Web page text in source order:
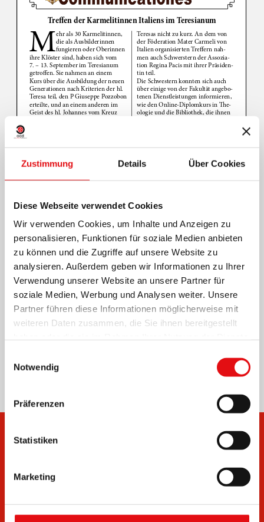
Zustimmung Details Über Cookies
Diese Webseite verwendet Cookies
Wir verwenden Cookies, um Inhalte und Anzeigen zu
personalisieren, Funktionen für soziale Medien anbieten
zu können und die Zugriffe auf unsere Website zu
analysieren. Außerdem geben wir Informationen zu Ihrer
Verwendung unserer Website an unsere Partner für
soziale Medien, Werbung und Analysen weiter. Unsere
Partner führen diese Informationen möglicherweise mit
weiteren Daten zusammen, die Sie ihnen bereitgestellt
Notwendig
Präferenzen
Statistiken
Marketing
Drucken PDF